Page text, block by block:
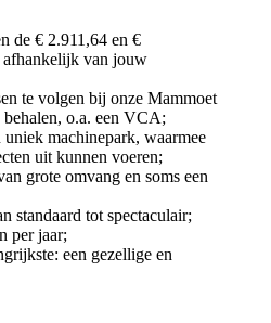
de € 2.911,64 en €
afhankelijk van jouw
te volgen bij onze Mammoet
o.a. een VCA;
machinepark, waarmee
uit kunnen voeren;
grote omvang en soms een
standaard tot spectaculair;
per jaar;
een gezellige en